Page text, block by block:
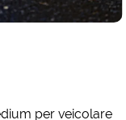
per veicolare